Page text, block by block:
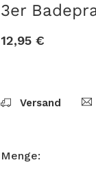
3er
12,95 €
Versand
Menge: